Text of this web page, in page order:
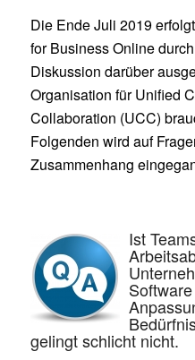
Die Ende Juli 2019
for Business Online
Diskussion darüber
Organisation für Unified
Collaboration (UCC)
Folgenden wird auf
Zusammenhang
Ist
gelingt schlicht nicht.